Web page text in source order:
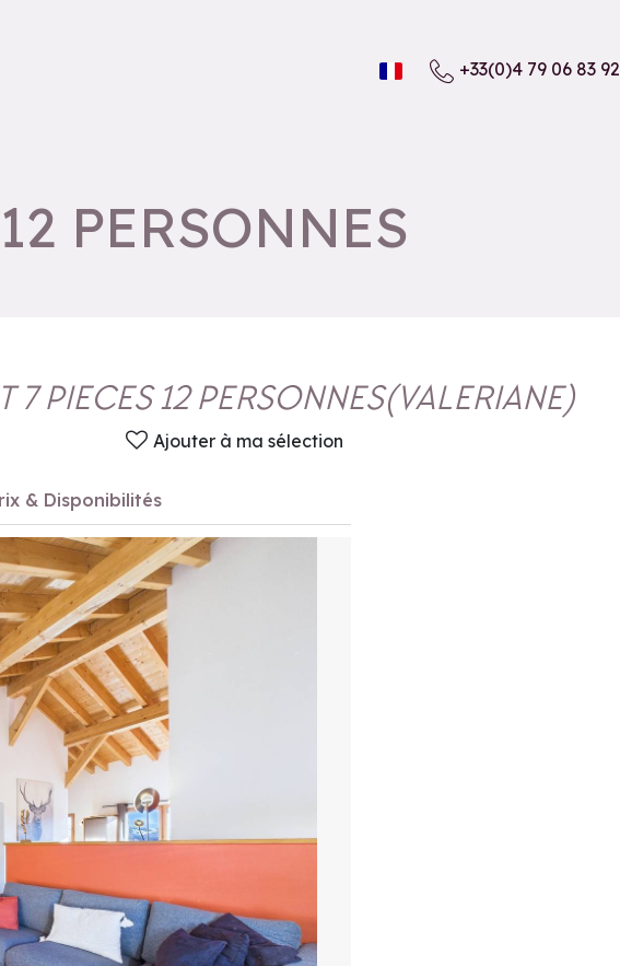
+33(0)4 79 06 83 92
PERSONNES
7 PIECES 12 PERSONNES(VALERIANE)
Ajouter à ma sélection
& Disponibilités